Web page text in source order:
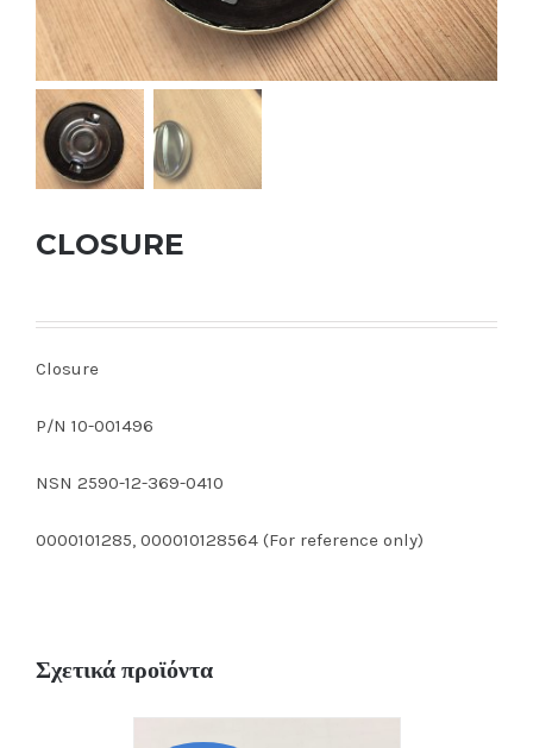
CLOSURE
Closure
P/N 10-001496
NSN 2590-12-369-0410
0000101285, 000010128564 (For reference only)
Σχετικά προϊόντα